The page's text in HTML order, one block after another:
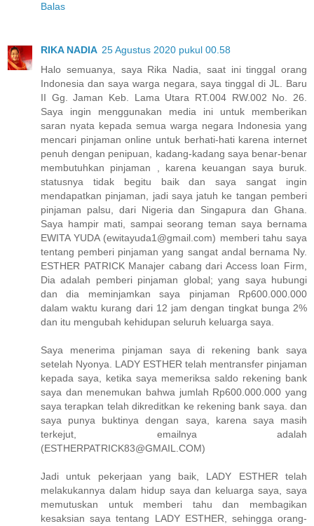
Balas
RIKA NADIA 25 Agustus 2020 pukul 00.58
Halo semuanya, saya Rika Nadia, saat ini tinggal orang
Indonesia dan saya warga negara, saya tinggal di JL. Baru
II Gg. Jaman Keb. Lama Utara RT.004 RW.002 No. 26.
Saya ingin menggunakan media ini untuk memberikan
saran nyata kepada semua warga negara Indonesia yang
mencari pinjaman online untuk berhati-hati karena internet
penuh dengan penipuan, kadang-kadang saya benar-benar
membutuhkan pinjaman , karena keuangan saya buruk.
statusnya tidak begitu baik dan saya sangat ingin
mendapatkan pinjaman, jadi saya jatuh ke tangan pemberi
pinjaman palsu, dari Nigeria dan Singapura dan Ghana.
Saya hampir mati, sampai seorang teman saya bernama
EWITA YUDA (ewitayuda1@gmail.com) memberi tahu saya
tentang pemberi pinjaman yang sangat andal bernama Ny.
ESTHER PATRICK Manajer cabang dari Access loan Firm,
Dia adalah pemberi pinjaman global; yang saya hubungi
dan dia meminjamkan saya pinjaman Rp600.000.000
dalam waktu kurang dari 12 jam dengan tingkat bunga 2%
dan itu mengubah kehidupan seluruh keluarga saya.
Saya menerima pinjaman saya di rekening bank saya
setelah Nyonya. LADY ESTHER telah mentransfer pinjaman
kepada saya, ketika saya memeriksa saldo rekening bank
saya dan menemukan bahwa jumlah Rp600.000.000 yang
saya terapkan telah dikreditkan ke rekening bank saya. dan
saya punya buktinya dengan saya, karena saya masih
terkejut, emailnya adalah
(ESTHERPATRICK83@GMAIL.COM)
Jadi untuk pekerjaan yang baik, LADY ESTHER telah
melakukannya dalam hidup saya dan keluarga saya, saya
memutuskan untuk memberi tahu dan membagikan
kesaksian saya tentang LADY ESTHER, sehingga orang-